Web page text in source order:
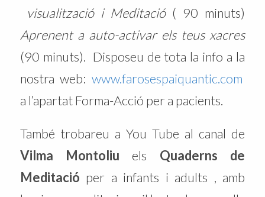
visualització i Meditació( 90 minuts)
Aprenent a auto-activar els teus xacres
(90 minuts). Disposeu de tota la info a la
nostra web:www.farosespaiquantic.com
a l’apartat Forma-Acció per a pacients.
També trobareu a You Tube al canal de
Vilma Montoliu els Quaderns de
Meditació per a infants i adults , amb